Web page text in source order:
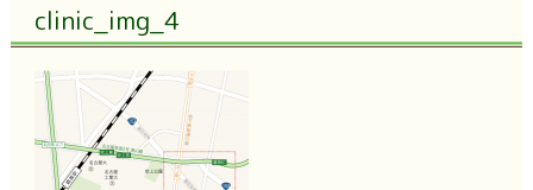
clinic_img_4